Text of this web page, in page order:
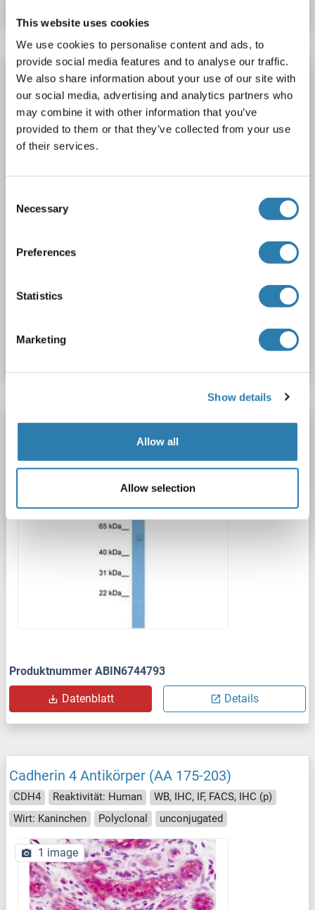
This website uses cookies
We use cookies to personalise content and ads, to
provide social media features and to analyse our traffic.
We also share information about your use of our site with
our social media, advertising and analytics partners who
may combine it with other information that you’ve
provided to them or that they’ve collected from your use
of their services.
Selection
Necessary
Preferences
Statistics
Marketing
Show details
Allow all
Allow selection
Cadherin 4 Antikörper (AA 757-916)
CDH4 Reaktivität: Human WB
Wirt: Kaninchen
Polyclonal
unconjugated
1 image
Datenblatt
Cadherin 4 Antikörper (AA 431-480)
Reaktivität: Human, Maus, Ratte, Affe
Wirt: Kaninchen
Polyclonal unconjugated
Produktnummer ABIN6744793
Datenblatt Details
Cadherin 4 Antikörper (AA 175-203)
CDH4 Reaktivität: Human
WB, IHC, IF, FACS, IHC (p)
Wirt: Kaninchen
Polyclonal unconjugated
1 image